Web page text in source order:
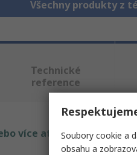
Všechny produkty z
Technické
reference
více atributů si najděte
Soubory cookie a
obsahu a